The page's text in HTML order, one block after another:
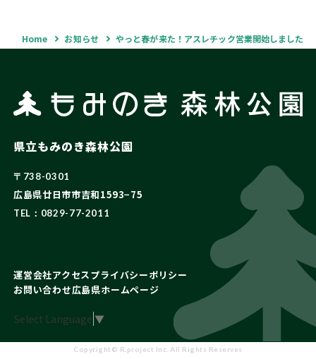
Home お知らせ やっと春が来た！アスレチック営業開始しました♪
県立もみのき森林公園
〒738-0301
広島県廿日市市吉和1593−75
TEL：0829-77-2011
運営会社アクセスプライバシーポリシー
お問い合わせ広島県ホームページ
Select Language ▼
Copyright© R.project Inc. All Rights Reserves